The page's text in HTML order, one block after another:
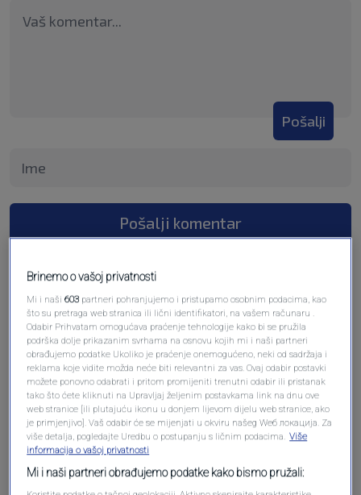
Pošalji
Pošalji komentar
Oglas
Brinemo o vašoj privatnosti
Mi i naši603 partneri pohranjujemo i pristupamo osobnim podacima, kao
što su pretraga web stranica ili lični identifikatori, na vašem računaru .
Odabir Prihvatam omogućava praćenje tehnologije kako bi se pružila
podrška dolje prikazanim svrhama na osnovu kojih mi i naši partneri
obrađujemo podatke Ukoliko je praćenje onemogućeno, neki od sadržaja i
reklama koje vidite možda neće biti relevantni za vas. Ovaj odabir postavki
možete ponovno odabrati i pritom promijeniti trenutni odabir ili pristanak
tako što ćete kliknuti na Upravljaj željenim postavkama link na dnu ove
web stranice [ili plutajuću ikonu u donjem lijevom dijelu web stranice, ako
je primjenjivo]. Vaš odabir će se mijenjati u okviru našeg Wеб локација. Za
više detalja, pogledajte Uredbu o postupanju s ličnim podacima. Više
informacija o vašoj privatnosti
Mi i naši partneri obrađujemo podatke kako bismo pružali: